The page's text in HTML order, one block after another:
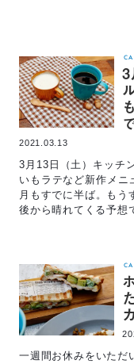
3
2021.03.13
3月13日（土）キッチ
いもラテなど新作メニ
月もすでに半ば。もう
後から晴れてくる予想
一週間お休みをいただ